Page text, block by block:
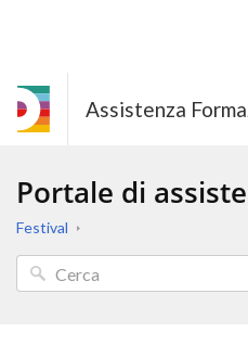
Assistenza
Portale di
Festival